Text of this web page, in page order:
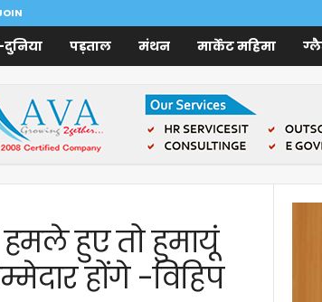
पड़ताल मंथन मार्केट महिमा
हुए तो हुमायूं
होंगे -विहिप